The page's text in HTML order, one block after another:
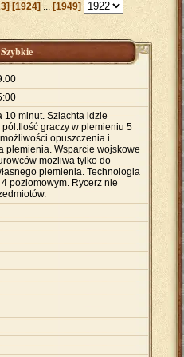
[1924] ... [1949]
10 minut. Szlachta idzie
graczy w plemieniu 5
opuszczenia i
plemienia. Wsparcie wojskowe
możliwa tylko do
plemienia. Technologia
poziomowym. Rycerz nie